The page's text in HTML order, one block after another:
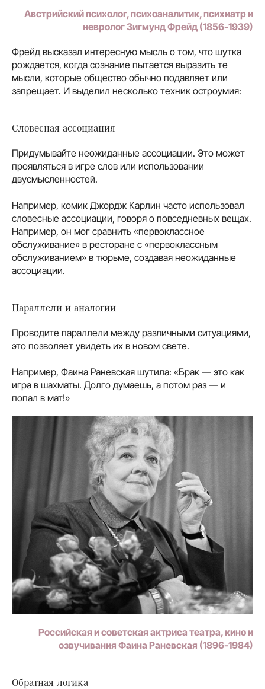
Австрийский психолог, психоаналитик, психиатр и
невролог Зигмунд Фрейд (1856-1939)
Фрейд высказал интересную мысль о том, что шутка
рождается, когда сознание пытается выразить те
мысли, которые общество обычно подавляет или
запрещает. И выделил несколько техник остроумия:
Словесная ассоциация
Придумывайте неожиданные ассоциации. Это может
проявляться в игре слов или использовании
двусмысленностей.
Например, комик Джордж Карлин часто использовал
словесные ассоциации, говоря о повседневных вещах.
Например, он мог сравнить «первоклассное
обслуживание» в ресторане с «первоклассным
обслуживанием» в тюрьме, создавая неожиданные
ассоциации.
Параллели и аналогии
Проводите параллели между различными ситуациями,
это позволяет увидеть их в новом свете.
Например, Фаина Раневская шутила: «Брак — это как
игра в шахматы. Долго думаешь, а потом раз — и
попал в мат!»
Российская и советская актриса театра, кино и
озвучивания Фаина Раневская (1896-1984)
Обратная логика